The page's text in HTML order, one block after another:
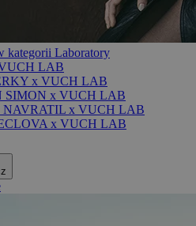
kategorii Laboratory
LAB
x VUCH LAB
SIMON x VUCH LAB
x VUCH LAB
x VUCH LAB